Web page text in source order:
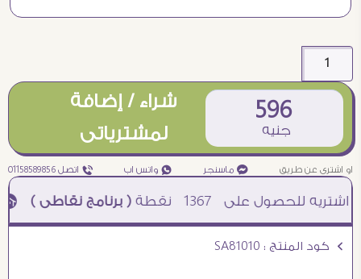
596
جنيه
شراء / إضافة
لمشترياتى
او اشترى عن طريق ¥ ماسنجر ₧ واتس اب ƒ اتصل 01158589856
1367 نقطة( برنامج نقاطى )à خصم 5% للعملاء الجدد à شحن مجانى عند الشراء ب 4000 جنيه à
Ö كود المنتج : SA81010